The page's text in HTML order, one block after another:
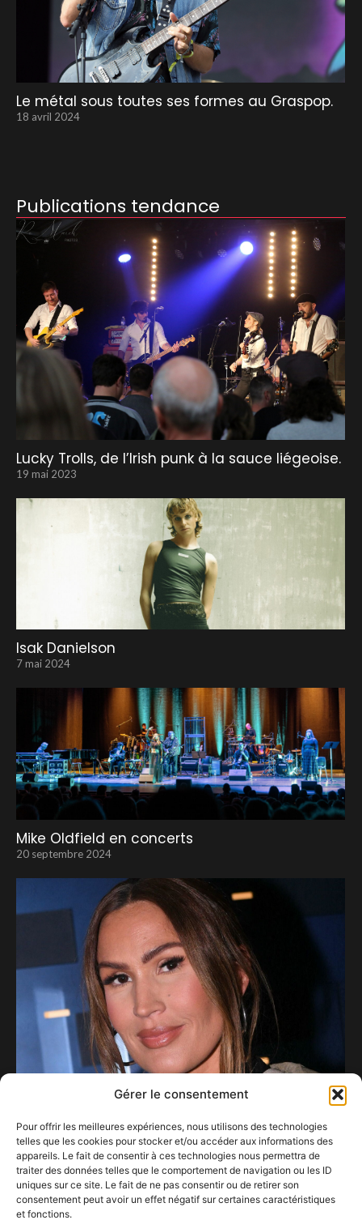
Gérer le consentement
Pour offrir les meilleures expériences, nous utilisons des technologies
telles que les cookies pour stocker et/ou accéder aux informations des
appareils. Le fait de consentir à ces technologies nous permettra de
traiter des données telles que le comportement de navigation ou les ID
uniques sur ce site. Le fait de ne pas consentir ou de retirer son
consentement peut avoir un effet négatif sur certaines caractéristiques
et fonctions.
Le métal sous toutes ses formes au Graspop.
18 avril 2024
Publications tendance
Lucky Trolls, de l’Irish punk à la sauce liégeoise.
19 mai 2023
Isak Danielson
7 mai 2024
Mike Oldfield en concerts
20 septembre 2024